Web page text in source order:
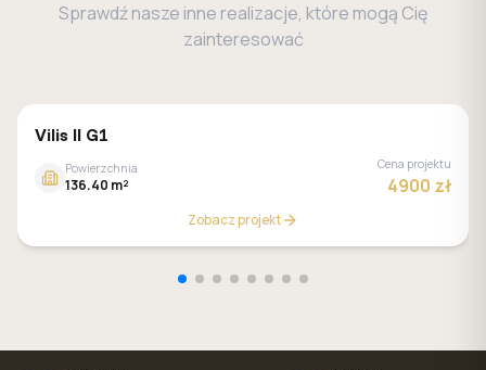
Sprawdź nasze inne realizacje, które mogą Cię
zainteresować
MALACHIT
Vilis II G1
Powierzchnia
136.40 m²
Cena projektu
4900 zł
Zobacz projekt